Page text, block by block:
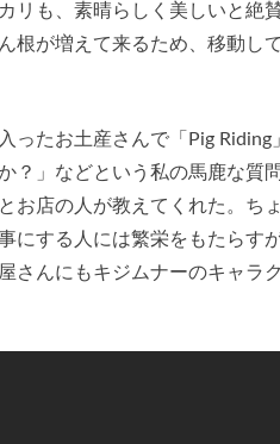
リも、素晴らしく美しいと絶
根が増えて来るため、移動し
ったお土産さんで「Pig
？」などという私の馬鹿な質
お店の人が教えてくれた。ち
にする人には繁栄をもたらす
さんにもキジムナーのキャラ